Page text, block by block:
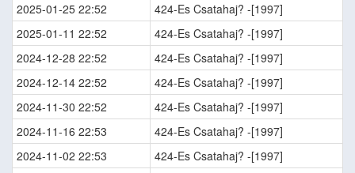
2025-01-25 22:52
424-Es Csatahaj? -[1997]
2025-01-11 22:52
424-Es Csatahaj? -[1997]
2024-12-28 22:52
424-Es Csatahaj? -[1997]
2024-12-14 22:52
424-Es Csatahaj? -[1997]
2024-11-30 22:52
424-Es Csatahaj? -[1997]
2024-11-16 22:53
424-Es Csatahaj? -[1997]
2024-11-02 22:53
424-Es Csatahaj? -[1997]